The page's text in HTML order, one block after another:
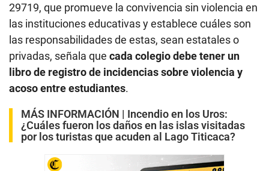
29719, que promueve la convivencia sin violencia en
las instituciones educativas y establece cuáles son
las responsabilidades de estas, sean estatales o
privadas, señala que cada colegio debe tener un
libro de registro de incidencias sobre violencia y
acoso entre estudiantes.
MÁS INFORMACIÓN | Incendio en los Uros:
¿Cuáles fueron los daños en las islas visitadas
por los turistas que acuden al Lago Titicaca?